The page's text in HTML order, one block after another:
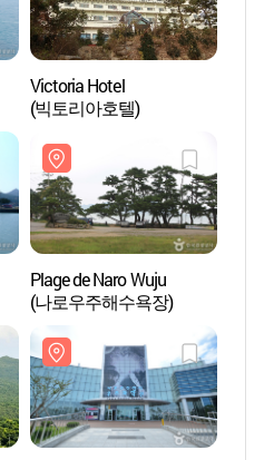
Victoria Hotel
(빅토리아호텔)
Plage de Naro Wuju
(나로우주해수욕장)